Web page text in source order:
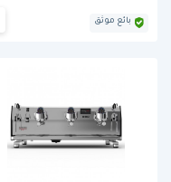
بائع موثق